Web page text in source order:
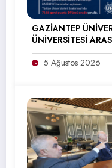
GAZİANTEP
ÜNİVERSİTESİ
5 Ağustos 2026